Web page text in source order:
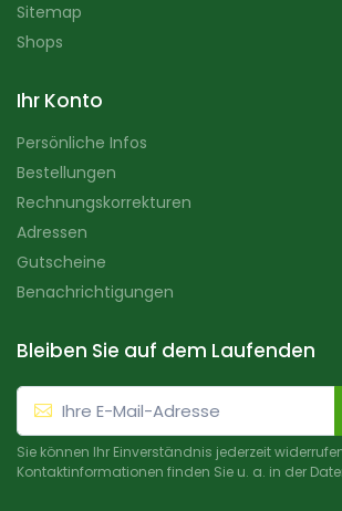
Sitemap
Shops
Ihr Konto
Persönliche Infos
Bestellungen
Rechnungskorrekturen
Adressen
Gutscheine
Benachrichtigungen
Bleiben Sie auf dem Laufenden
Sie können Ihr Einverständnis jederzeit
Kontaktinformationen finden Sie u. a. in der